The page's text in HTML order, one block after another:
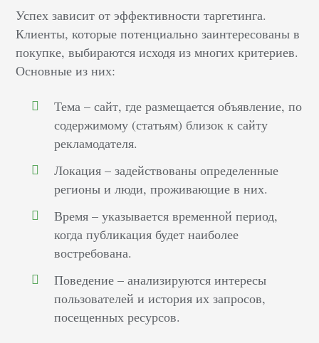
Успех зависит от эффективности таргетинга.
Клиенты, которые потенциально заинтересованы в
покупке, выбираются исходя из многих критериев.
Основные из них:
Тема – сайт, где размещается объявление, по
содержимому (статьям) близок к сайту
рекламодателя.
Локация – задействованы определенные
регионы и люди, проживающие в них.
Время – указывается временной период,
когда публикация будет наиболее
востребована.
Поведение – анализируются интересы
пользователей и история их запросов,
посещенных ресурсов.